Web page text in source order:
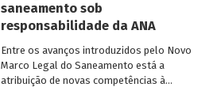
saneamento sob
responsabilidade da ANA
Entre os avanços introduzidos pelo Novo
Marco Legal do Saneamento está a
atribuição de novas competências à